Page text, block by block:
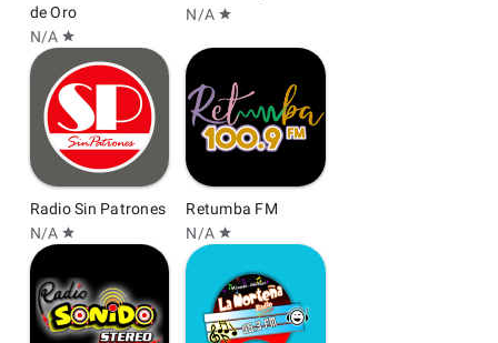
de Oro
N/A star
N/A star
Radio Sin Patrones
N/A star
Retumba FM
N/A star